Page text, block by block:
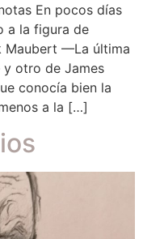
En pocos días
a la figura de
Maubert —La última
otro de James
conocía bien la
a la […]